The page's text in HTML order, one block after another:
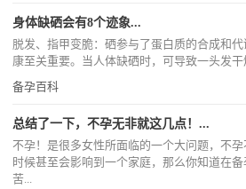
身体缺硒会有8个迹象...
脱发、指甲变脆：硒参与了蛋白质的合成和
康至关重要。当人体缺硒时，可导致一头发
备孕百科
总结了一下，不孕无非就这几点！...
不孕！是很多女性所面临的一个大问题，不
时候甚至会影响到一个家庭，那么你知道在
苦...